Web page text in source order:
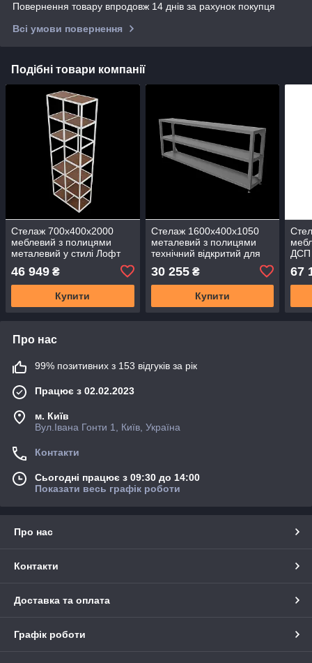
Повернення товару впродовж 14 днів за рахунок покупця
Всі умови повернення
Подібні товари компанії
Стелаж 700х400х2000
меблевий з полицями
металевий у стилі Лофт
46 949 ₴
Купити
Стелаж 1600х400х1050
металевий з полицями
технічний відкритий для
обладнання сталь склад
СТО
30 255₴
Купити
ДСП
67
Про нас
99% позитивних з 153 відгуків за рік
Працює з 02.02.2023
м. Київ
Вул.Івана Гонти 1, Київ, Україна
Контакти
Сьогодні працює з 09:30 до 14:00
Показати весь графік роботи
Про нас
Контакти
Доставка та оплата
Графік роботи